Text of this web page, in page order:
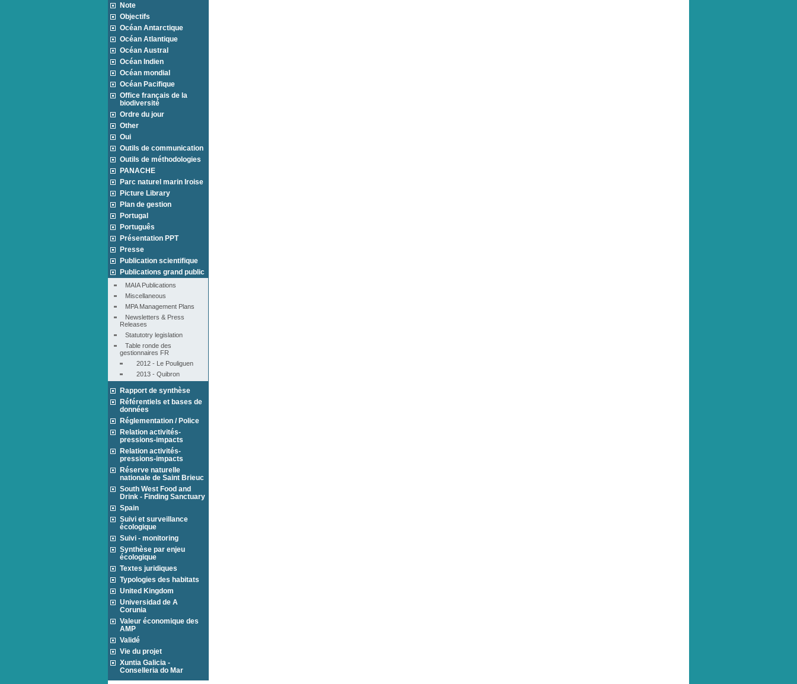
Note
Objectifs
Océan Antarctique
Océan Atlantique
Océan Austral
Océan Indien
Océan mondial
Océan Pacifique
Office français de la
biodiversité
Ordre du jour
Other
Oui
Outils de communication
Outils de méthodologies
PANACHE
Parc naturel marin Iroise
Picture Library
Plan de gestion
Portugal
Português
Présentation PPT
Presse
Publication scientifique
Publications grand public
MAIA Publications
Miscellaneous
MPA Management Plans
Newsletters & Press
Releases
Statutotry legislation
Table ronde des
gestionnaires FR
2012 - Le Pouliguen
2013 - Quibron
Rapport de synthèse
Référentiels et bases de
données
Réglementation / Police
Relation activités-
pressions-impacts
Relation activités-
pressions-impacts
Réserve naturelle
nationale de Saint Brieuc
South West Food and
Drink - Finding Sanctuary
Spain
Suivi et surveillance
écologique
Suivi - monitoring
Synthèse par enjeu
écologique
Textes juridiques
Typologies des habitats
United Kingdom
Universidad de A
Corunia
Valeur économique des
AMP
Validé
Vie du projet
Xuntia Galicia -
Conselleria do Mar